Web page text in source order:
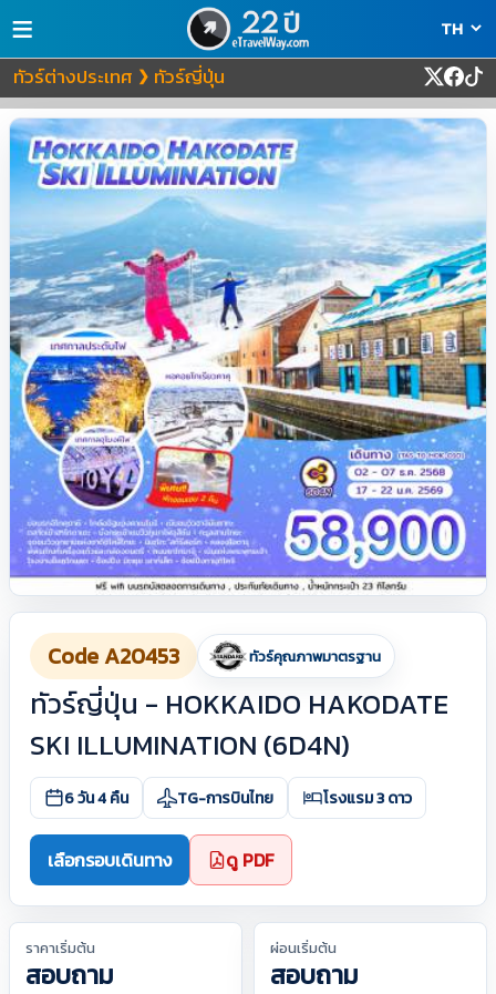
≡
ทัวร์ต่างประเทศ ❯ ทัวร์ญี่ปุ่น
Code A20453 ทัวร์คุณภาพมาตรฐาน
ทัวร์ญี่ปุ่น - HOKKAIDO HAKODATE
SKI ILLUMINATION (6D4N)
6 วัน 4 คืน TG-การบินไทย โรงแรม 3 ดาว
เลือกรอบเดินทาง ดู PDF
ราคาเริ่มต้น
สอบถาม
ผ่อนเริ่มต้น
สอบถาม